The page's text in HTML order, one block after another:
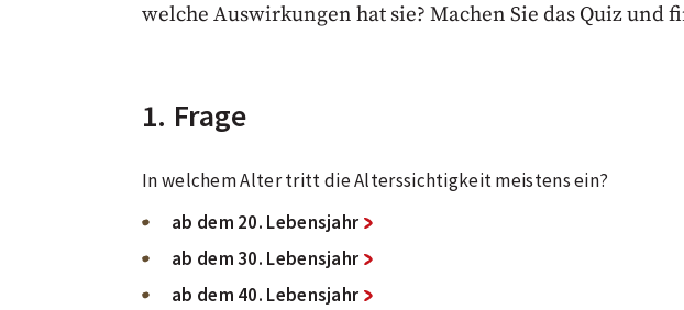
welche Auswirkungen hat sie? Machen Sie das Quiz und
1. Frage
In welchem Alter tritt die Alterssichtigkeit meistens ein?
ab dem 20. Lebensjahr
ab dem 30. Lebensjahr
ab dem 40. Lebensjahr